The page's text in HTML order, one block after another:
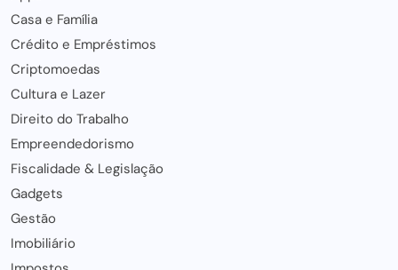
Casa e Família
Crédito e Empréstimos
Criptomoedas
Cultura e Lazer
Direito do Trabalho
Empreendedorismo
Fiscalidade & Legislação
Gadgets
Gestão
Imobiliário